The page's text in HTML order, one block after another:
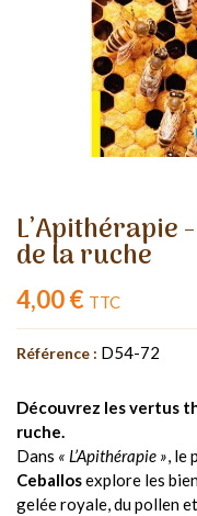
L’Apithérapie
de la ruche
4,00 € TTC
Référence : D54-72
Découvrez les vertus
ruche.
Dans « L’Apithérapie », le
Ceballosexplore les
gelée royale, du pollen